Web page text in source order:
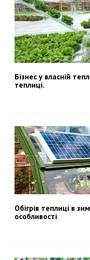
Бізнес у власній
теплиці.
Обігрів теплиці в
особливості